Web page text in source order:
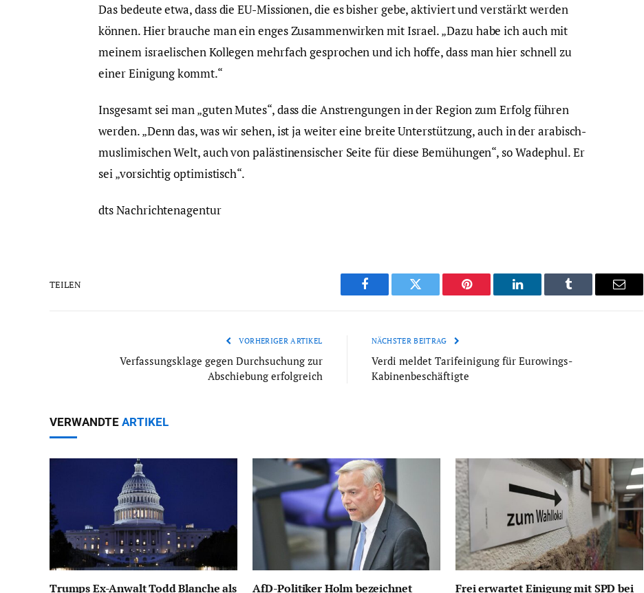
Das bedeute etwa, dass die EU-Missionen, die es bisher gebe, aktiviert und verstärkt werden
können. Hier brauche man ein enges Zusammenwirken mit Israel. „Dazu habe ich auch mit
meinem israelischen Kollegen mehrfach gesprochen und ich hoffe, dass man hier schnell zu
einer Einigung kommt.“
Insgesamt sei man „guten Mutes“, dass die Anstrengungen in der Region zum Erfolg führen
werden. „Denn das, was wir sehen, ist ja weiter eine breite Unterstützung, auch in der arabisch-
muslimischen Welt, auch von palästinensischer Seite für diese Bemühungen“, so Wadephul. Er
sei „vorsichtig optimistisch“.
dts Nachrichtenagentur
TEILEN
Facebook Twitter Pinterest LinkedIn Tumblr Email
VORHERIGER ARTIKEL
Verfassungsklage gegen Durchsuchung zur
Abschiebung erfolgreich
NÄCHSTER BEITRAG
Verdi meldet Tarifeinigung für Eurowings-
Kabinenbeschäftigte
VERWANDTE ARTIKEL
Trumps Ex-Anwalt Todd Blanche als
AfD-Politiker Holm bezeichnet
Frei erwartet Einigung mit SPD bei